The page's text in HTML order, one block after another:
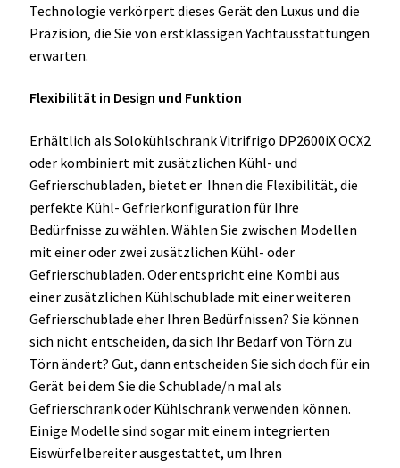
Technologie verkörpert dieses Gerät den Luxus und die
Präzision, die Sie von erstklassigen Yachtausstattungen
erwarten.
Flexibilität in Design und Funktion
Erhältlich als Solokühlschrank Vitrifrigo DP2600iX OCX2
oder kombiniert mit zusätzlichen Kühl- und
Gefrierschubladen, bietet er Ihnen die Flexibilität, die
perfekte Kühl- Gefrierkonfiguration für Ihre
Bedürfnisse zu wählen. Wählen Sie zwischen Modellen
mit einer oder zwei zusätzlichen Kühl- oder
Gefrierschubladen. Oder entspricht eine Kombi aus
einer zusätzlichen Kühlschublade mit einer weiteren
Gefrierschublade eher Ihren Bedürfnissen? Sie können
sich nicht entscheiden, da sich Ihr Bedarf von Törn zu
Törn ändert? Gut, dann entscheiden Sie sich doch für ein
Gerät bei dem Sie die Schublade/n mal als
Gefrierschrank oder Kühlschrank verwenden können.
Einige Modelle sind sogar mit einem integrierten
Eiswürfelbereiter ausgestattet, um Ihren